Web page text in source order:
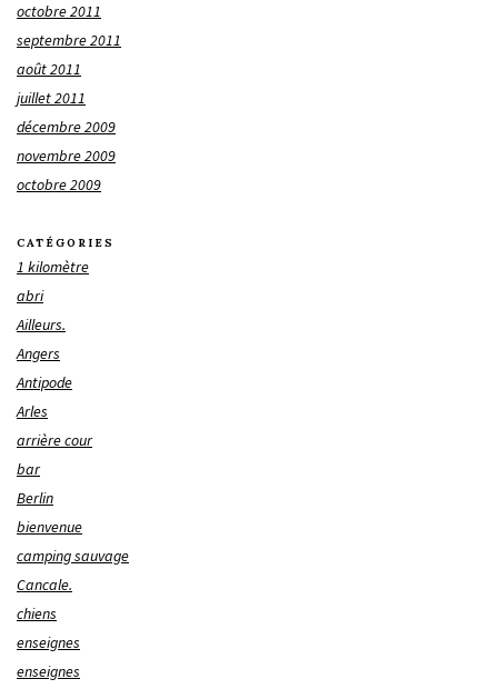
octobre 2011
septembre 2011
août 2011
juillet 2011
décembre 2009
novembre 2009
octobre 2009
CATÉGORIES
1 kilomètre
abri
Ailleurs.
Angers
Antipode
Arles
arrière cour
bar
Berlin
bienvenue
camping sauvage
Cancale.
chiens
enseignes
enseignes